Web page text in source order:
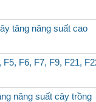
tăng năng suất cao
F6, F7, F9, F21,
năng suất cây trồng